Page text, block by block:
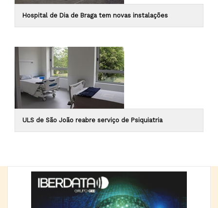
Hospital de Dia de Braga tem novas instalações
ULS de São João reabre serviço de Psiquiatria